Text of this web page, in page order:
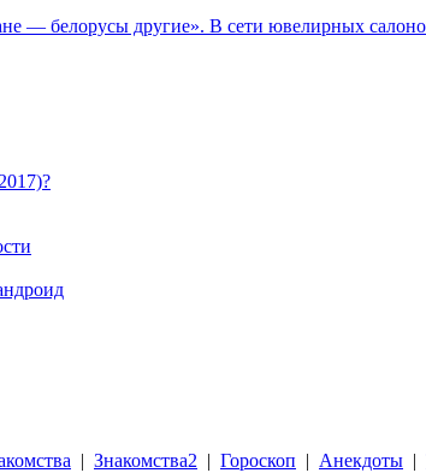
— белорусы другие». В сети ювелирных
| Знакомства2 | Гороскоп | Анекдоты |